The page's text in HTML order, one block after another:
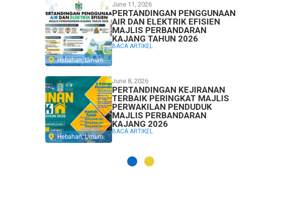
Hebahan, Umum
June 11, 2026
PERTANDINGAN PENGGUNAAN
AIR DAN ELEKTRIK EFISIEN
MAJLIS PERBANDARAN
KAJANG TAHUN 2026
BACA ARTIKEL
Hebahan,Umum
June 8, 2026
PERTANDINGAN KEJIRANAN
TERBAIK PERINGKAT MAJLIS
PERWAKILAN PENDUDUK
MAJLIS PERBANDARAN
KAJANG 2026
BACA ARTIKEL